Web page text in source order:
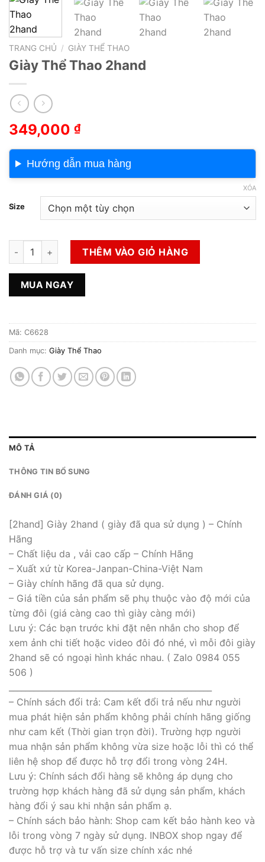
TRANG CHỦ / GIÀY THỂ THAO
Giày Thể Thao 2hand
349,000 ₫
Hướng dẫn mua hàng
Size
XÓA
Giày Thể Thao 2hand số lượngTHÊM VÀO GIỎ HÀNG
MUA NGAY
Mã: C6628
Danh mục: Giày Thể Thao
MÔ TẢ
THÔNG TIN BỔ SUNG
ĐÁNH GIÁ (0)
[2hand] Giày 2hand ( giày đã qua sử dụng ) – Chính
Hãng
– Chất liệu da , vải cao cấp – Chính Hãng
– Xuất xứ từ Korea-Janpan-China-Việt Nam
– Giày chính hãng đã qua sử dụng.
– Giá tiền của sản phẩm sẽ phụ thuộc vào độ mới của
từng đôi (giá càng cao thì giày càng mới)
Lưu ý: Các bạn trước khi đặt nên nhắn cho shop để
xem ảnh chi tiết hoặc video đôi đó nhé, vì mỗi đôi giày
2hand sẽ có ngoại hình khác nhau. ( Zalo 0984 055
506 )
– Chính sách đổi trả: Cam kết đổi trả nếu như người
mua phát hiện sản phẩm không phải chính hãng giống
như cam kết (Thời gian trọn đời). Trường hợp người
mua nhận sản phẩm không vừa size hoặc lỗi thì có thể
liên hệ shop để được hỗ trợ đổi trong vòng 24H.
Lưu ý: Chính sách đổi hàng sẽ không áp dụng cho
trường hợp khách hàng đã sử dụng sản phẩm, khách
hàng đổi ý sau khi nhận sản phẩm ạ.
– Chính sách bảo hành: Shop cam kết bảo hành keo và
lỗi trong vòng 7 ngày sử dụng. INBOX shop ngay để
được hỗ trợ và tư vấn size chính xác nhé